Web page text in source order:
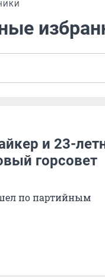
и 23-
горсовет
по партийным